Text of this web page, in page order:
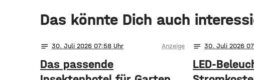
Das könnte Dich auch
notes 30. Juli 2026 07:58 Anzeige
Das passende
notes 30. Juli 2026
LED-